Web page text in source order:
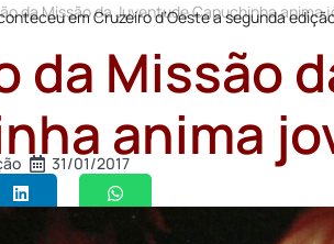
da Missão da Juventude Capuchinha anima
em Cruzeiro d’Oeste a segunda
da Missão
anima
31/01/2017